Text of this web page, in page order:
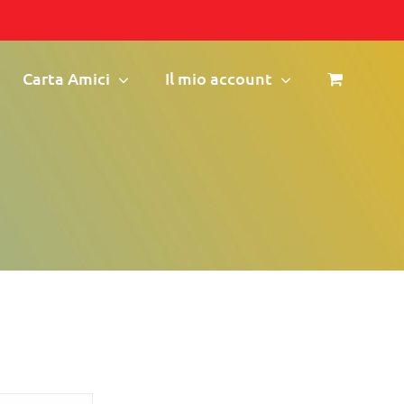
Carta Amici Il mio account